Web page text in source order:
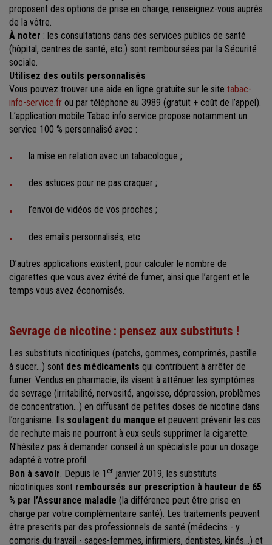
proposent des options de prise en charge, renseignez-vous auprès
de la vôtre.
À noter : les consultations dans des services publics de santé
(hôpital, centres de santé, etc.) sont remboursées par la Sécurité
sociale.
Utilisez des outils personnalisés
Vous pouvez trouver une aide en ligne gratuite sur le site tabac-
info-service.fr ou par téléphone au 3989 (gratuit + coût de l’appel).
L’application mobile Tabac info service propose notamment un
service 100 % personnalisé avec :
la mise en relation avec un tabacologue ;
des astuces pour ne pas craquer ;
l’envoi de vidéos de vos proches ;
des emails personnalisés, etc.
D’autres applications existent, pour calculer le nombre de
cigarettes que vous avez évité de fumer, ainsi que l’argent et le
temps vous avez économisés.
Sevrage de nicotine : pensez aux substituts !
Les substituts nicotiniques (patchs, gommes, comprimés, pastille
à sucer…) sont des médicaments qui contribuent à arrêter de
fumer. Vendus en pharmacie, ils visent à atténuer les symptômes
de sevrage (irritabilité, nervosité, angoisse, dépression, problèmes
de concentration…) en diffusant de petites doses de nicotine dans
l’organisme. Ils soulagent du manque et peuvent prévenir les cas
de rechute mais ne pourront à eux seuls supprimer la cigarette.
N’hésitez pas à demander conseil à un spécialiste pour un dosage
adapté à votre profil.
Bon à savoir . Depuis le 1 er janvier 2019, les substituts
nicotiniques sont remboursés sur prescription à hauteur de 65
% par l’Assurance maladie (la différence peut être prise en
charge par votre complémentaire santé). Les traitements peuvent
être prescrits par des professionnels de santé (médecins - y
compris du travail - sages-femmes, infirmiers, dentistes, kinés…) et